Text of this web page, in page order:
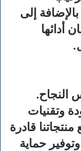
إلى
أدائها
النجاح.
وتقنيات
قادرة
حماية